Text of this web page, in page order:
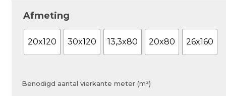
Afmeting
20x120 30x120 13,3x80 20x80 26x160
Benodigd aantal vierkante meter (m²)